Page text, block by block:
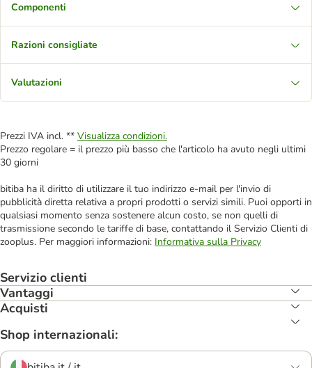
Componenti
Razioni consigliate
Valutazioni
Prezzi IVA incl. ** Visualizza condizioni.
Prezzo regolare = il prezzo più basso che l'articolo ha avuto negli ultimi
30 giorni
bitiba ha il diritto di utilizzare il tuo indirizzo e-mail per l'invio di
pubblicità diretta relativa a propri prodotti o servizi simili. Puoi opporti in
qualsiasi momento senza sostenere alcun costo, se non quelli di
trasmissione secondo le tariffe di base, contattando il Servizio Clienti di
zooplus. Per maggiori informazioni: Informativa sulla Privacy
Servizio clienti
Vantaggi
Acquisti
Shop internazionali: